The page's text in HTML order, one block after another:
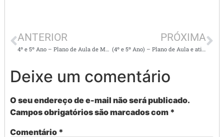
ANTERIOR PRÓXIMA
Deixe um comentário
O seu endereço de e-mail não será publicado.
Campos obrigatórios são marcados com *
Comentário *